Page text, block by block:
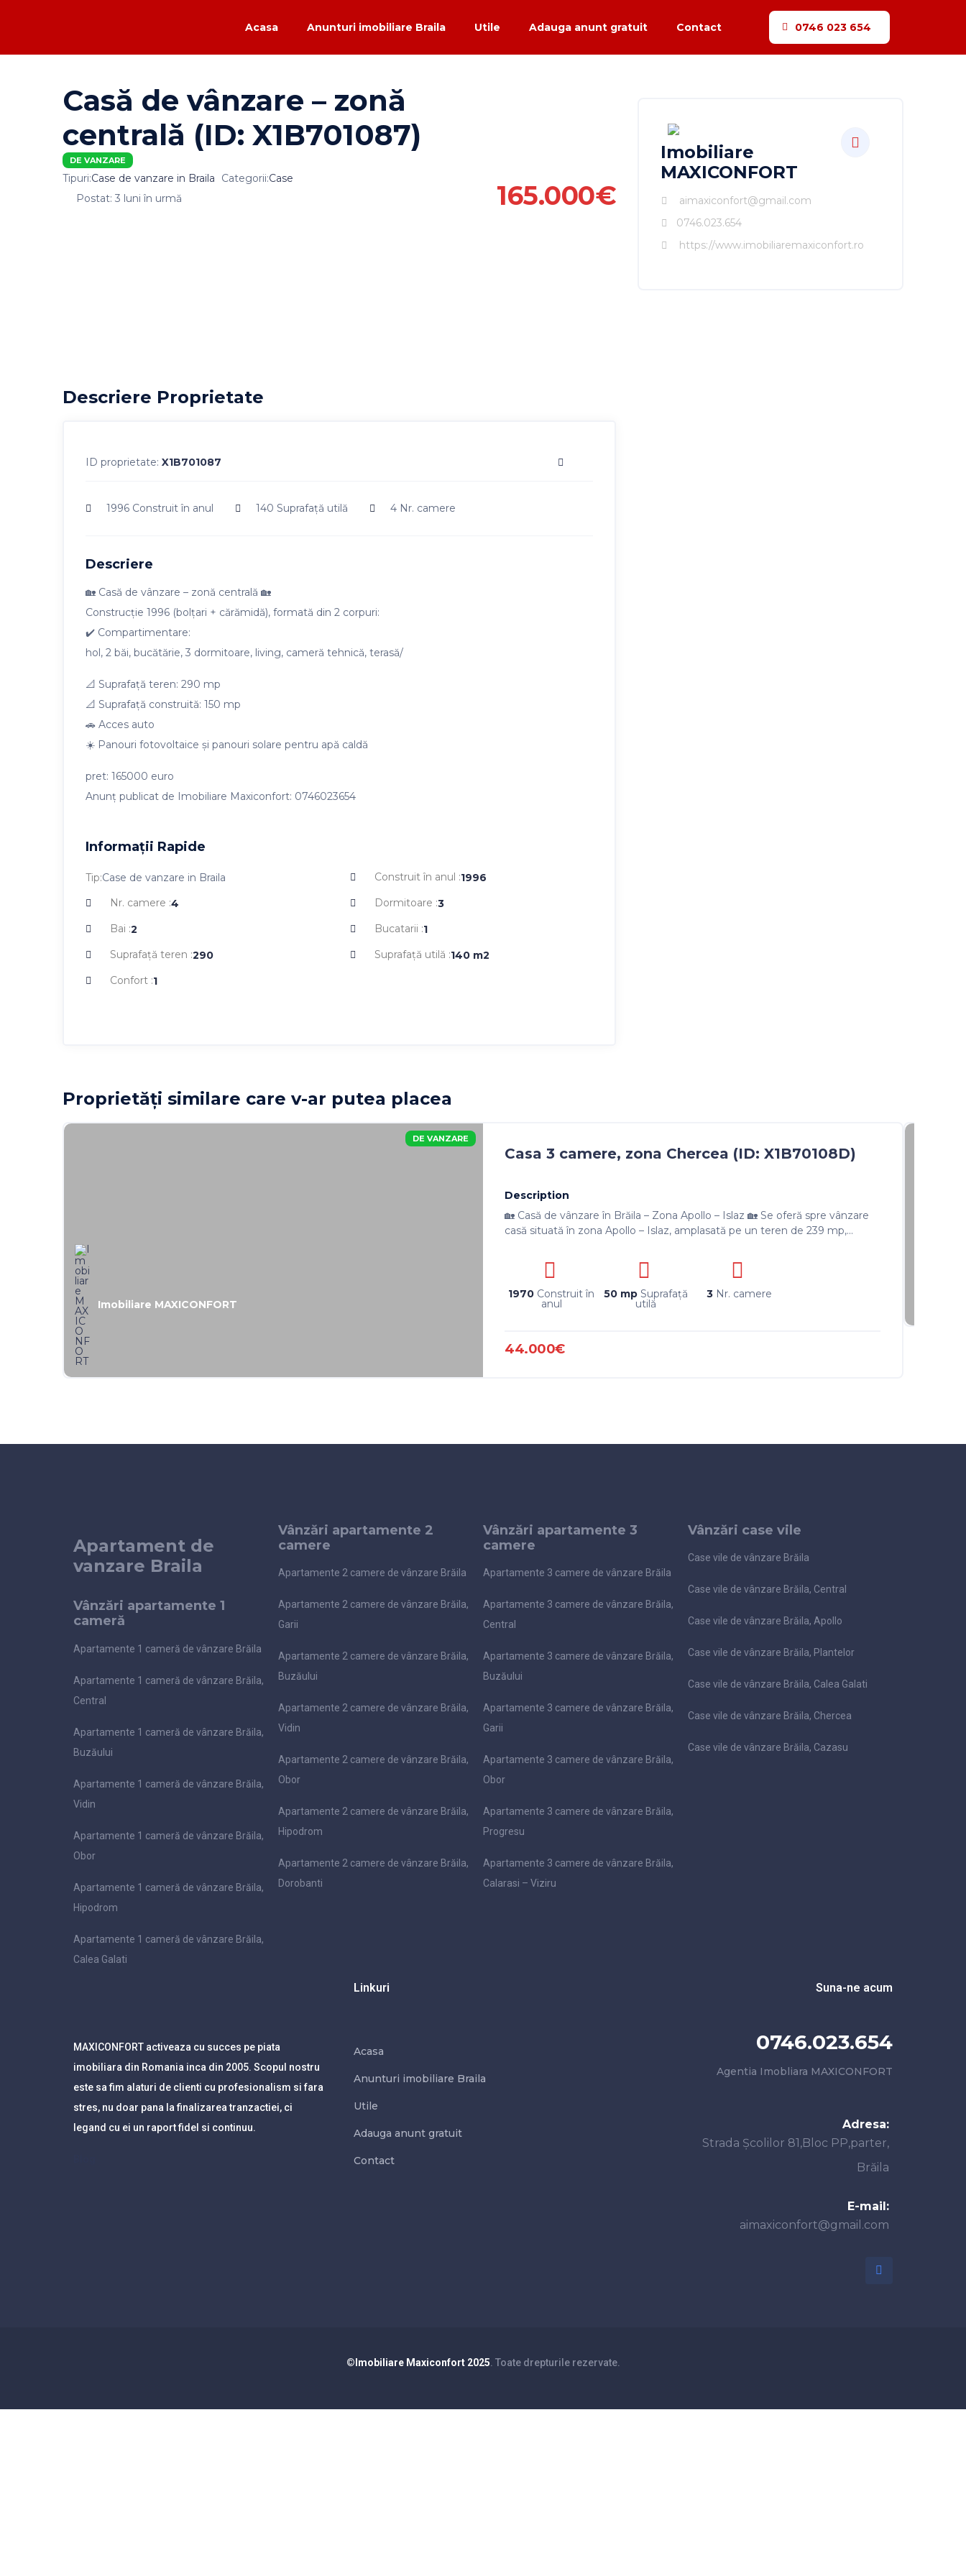
Acasa Anunturi imobiliare Braila Utile Adauga anunt gratuit​ Contact 0746 023 654
Casă de vânzare – zonă
centrală (ID: X1B701087)
DE VANZARE
Tipuri:Case de vanzare in Braila Categorii:Case
Postat: 3 luni în urmă
165.000€
Descriere Proprietate
ID proprietate: X1B701087
1996 Construit în anul 140 Suprafaţă utilă 4 Nr. camere
Descriere
🏡 Casă de vânzare – zonă centrală 🏡
Construcție 1996 (bolțari + cărămidă), formată din 2 corpuri:
✔️ Compartimentare:
hol, 2 băi, bucătărie, 3 dormitoare, living, cameră tehnică, terasă/
📐 Suprafață teren: 290 mp
📐 Suprafață construită: 150 mp
🚗 Acces auto
☀️ Panouri fotovoltaice și panouri solare pentru apă caldă
pret: 165000 euro
Anunț publicat de Imobiliare Maxiconfort: 0746023654
Informații Rapide
Tip:Case de vanzare in Braila Construit în anul :1996
Nr. camere :4 Dormitoare :3
Bai :2 Bucatarii :1
Suprafaţă teren :290 Suprafaţă utilă :140 m2
Confort :1
Imobiliare
MAXICONFORT
aimaxiconfort@gmail.com
0746.023.654
https://www.imobiliaremaxiconfort.ro
Proprietăți similare care v-ar putea placea
DE VANZARE
Imobiliare MAXICONFORT
Casa 3 camere, zona Chercea (ID: X1B70108D)
Description
🏡 Casă de vânzare în Brăila – Zona Apollo – Islaz 🏡 Se oferă spre vânzare
casă situată în zona Apollo – Islaz, amplasată pe un teren de 239 mp,...
1970 Construit în
anul
50 mp Suprafaţă
utilă
3 Nr. camere
44.000€
Apartament de
vanzare Braila
Vânzări apartamente 1
cameră
Apartamente 1 cameră de vânzare Brăila
Apartamente 1 cameră de vânzare Brăila,
Central
Apartamente 1 cameră de vânzare Brăila,
Buzăului
Apartamente 1 cameră de vânzare Brăila,
Vidin
Apartamente 1 cameră de vânzare Brăila,
Obor
Apartamente 1 cameră de vânzare Brăila,
Hipodrom
Apartamente 1 cameră de vânzare Brăila,
Calea Galati
Vânzări apartamente 2
camere
Apartamente 2 camere de vânzare Brăila
Apartamente 2 camere de vânzare Brăila,
Garii
Apartamente 2 camere de vânzare Brăila,
Buzăului
Apartamente 2 camere de vânzare Brăila,
Vidin
Apartamente 2 camere de vânzare Brăila,
Obor
Apartamente 2 camere de vânzare Brăila,
Hipodrom
Apartamente 2 camere de vânzare Brăila,
Dorobanti
Vânzări apartamente 3
camere
Apartamente 3 camere de vânzare Brăila
Apartamente 3 camere de vânzare Brăila,
Central
Apartamente 3 camere de vânzare Brăila,
Buzăului
Apartamente 3 camere de vânzare Brăila,
Garii
Apartamente 3 camere de vânzare Brăila,
Obor
Apartamente 3 camere de vânzare Brăila,
Progresu
Apartamente 3 camere de vânzare Brăila,
Calarasi – Viziru
Vânzări case vile
Case vile de vânzare Brăila
Case vile de vânzare Brăila, Central
Case vile de vânzare Brăila, Apollo
Case vile de vânzare Brăila, Plantelor
Case vile de vânzare Brăila, Calea Galati
Case vile de vânzare Brăila, Chercea
Case vile de vânzare Brăila, Cazasu
MAXICONFORT activeaza cu succes pe piata
imobiliara din Romania inca din 2005. Scopul nostru
este sa fim alaturi de clienti cu profesionalism si fara
stres, nu doar pana la finalizarea tranzactiei, ci
legand cu ei un raport fidel si continuu.
Linkuri
Acasa
Anunturi imobiliare Braila
Utile
Adauga anunt gratuit​
Contact
Suna-ne acum
0746.023.654
Agentia Imobliara MAXICONFORT
Adresa:
Strada Școlilor 81,Bloc PP,parter,
Brăila
E-mail:
aimaxiconfort@gmail.com
©Imobiliare Maxiconfort 2025. Toate drepturile rezervate.